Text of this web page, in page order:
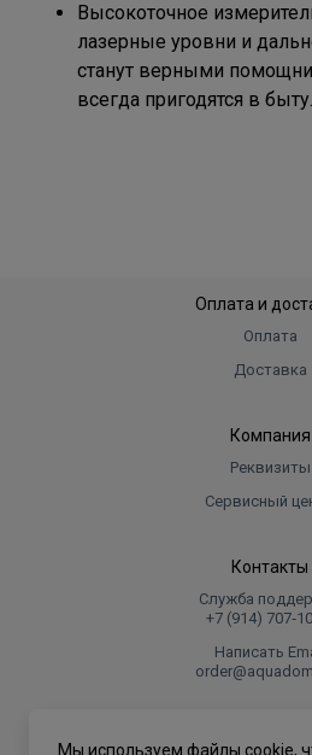
Высокоточное
лазерные уровни и
станут верными
всегда пригодятся в быту.
Оплата и
Оплата
Доставка
Компания
Реквизиты
Сервисный
Контакты
Служба
+7 (914)
Написать
Мы используем файлы cookie,